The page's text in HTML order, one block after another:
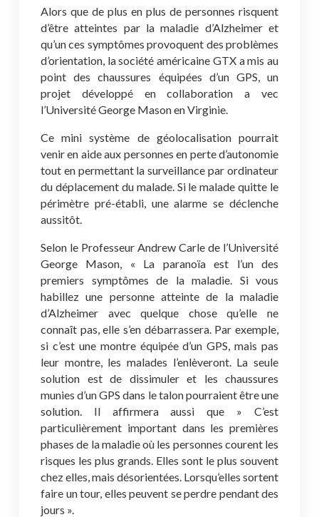
Alors que de plus en plus de personnes risquent
d’être atteintes par la maladie d’Alzheimer et
qu’un ces symptômes provoquent des problèmes
d’orientation, la société américaine GTX a mis au
point des chaussures équipées d’un GPS, un
projet développé en collaboration a vec
l’Université George Mason en Virginie.
Ce mini système de géolocalisation pourrait
venir en aide aux personnes en perte d’autonomie
tout en permettant la surveillance par ordinateur
du déplacement du malade. Si le malade quitte le
périmètre pré-établi, une alarme se déclenche
aussitôt.
Selon le Professeur Andrew Carle de l’Université
George Mason, « La paranoïa est l’un des
premiers symptômes de la maladie. Si vous
habillez une personne atteinte de la maladie
d’Alzheimer avec quelque chose qu’elle ne
connaît pas, elle s’en débarrassera. Par exemple,
si c’est une montre équipée d’un GPS, mais pas
leur montre, les malades l’enlèveront. La seule
solution est de dissimuler et les chaussures
munies d’un GPS dans le talon pourraient être une
solution. Il affirmera aussi que » C’est
particulièrement important dans les premières
phases de la maladie où les personnes courent les
risques les plus grands. Elles sont le plus souvent
chez elles, mais désorientées. Lorsqu’elles sortent
faire un tour, elles peuvent se perdre pendant des
jours ».